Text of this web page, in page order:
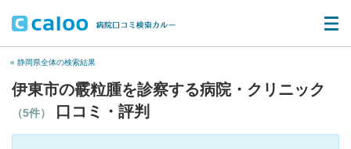
« 静岡県全体の検索結果
伊東市の霰粒腫を診察する病院・クリニック
（5件） 口コミ・評判